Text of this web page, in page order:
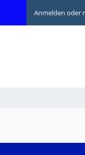
Anmelden oder